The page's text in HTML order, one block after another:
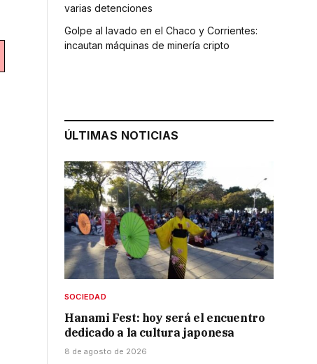
varias detenciones
Golpe al lavado en el Chaco y Corrientes:
incautan máquinas de minería cripto
ÚLTIMAS NOTICIAS
SOCIEDAD
Hanami Fest: hoy será el encuentro
dedicado a la cultura japonesa
8 de agosto de 2026